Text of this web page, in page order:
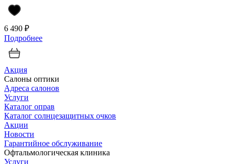
6 490 ₽
Подробнее
Акция
Салоны оптики
Адреса салонов
Услуги
Каталог оправ
Каталог солнцезащитных очков
Акции
Новости
Гарантийное обслуживание
Офтальмологическая клиника
Услуги